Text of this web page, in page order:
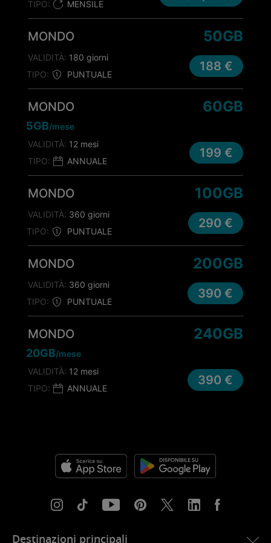
TIPO: MENSILE
MONDO
TIPO: PUNTUALE
50GB
VALIDITÀ: 180 giorni
188 €
MONDO
TIPO: ANNUALE
60GB
5GB/mese
VALIDITÀ: 12 mesi
199 €
MONDO
TIPO: PUNTUALE
100GB
VALIDITÀ: 360 giorni
290 €
MONDO
TIPO: PUNTUALE
200GB
VALIDITÀ: 360 giorni
390 €
MONDO
TIPO: ANNUALE
240GB
20GB/mese
VALIDITÀ: 12 mesi
390 €
Destinazioni principali